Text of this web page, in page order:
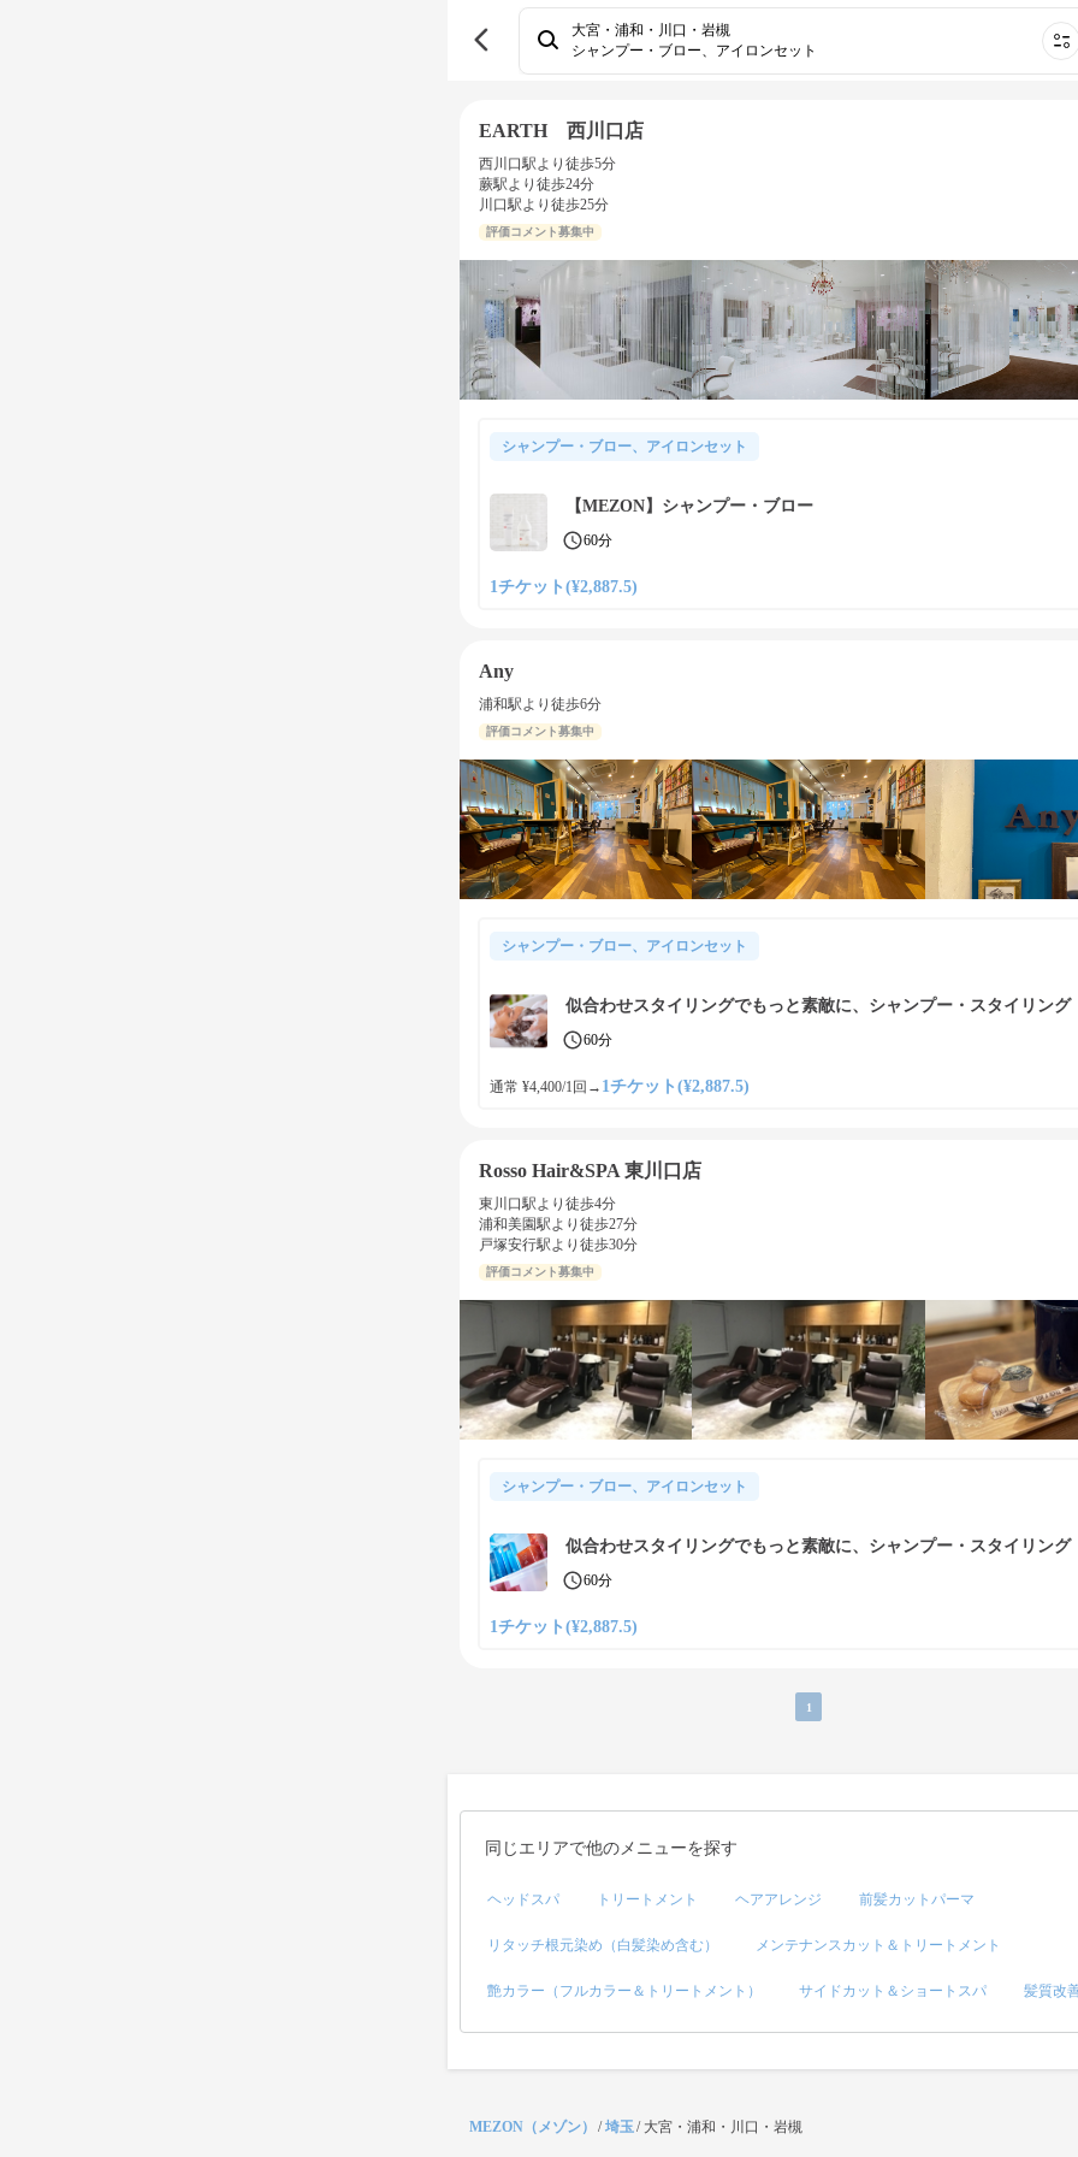
大宮・浦和・川口・岩槻
シャンプー・ブロー、アイロンセット
EARTH 西川口店
西川口駅より徒歩5分
蕨駅より徒歩24分
川口駅より徒歩25分
評価コメント募集中
シャンプー・ブロー、アイロンセット
【MEZON】シャンプー・ブロー
60分
1チケット(¥2,887.5)
Any
浦和駅より徒歩6分
評価コメント募集中
シャンプー・ブロー、アイロンセット
似合わせスタイリングでもっと素敵に、シャンプー・スタイリング
60分
通常 ¥4,400/1回 → 1チケット(¥2,887.5)
Rosso Hair&SPA 東川口店
東川口駅より徒歩4分
浦和美園駅より徒歩27分
戸塚安行駅より徒歩30分
評価コメント募集中
シャンプー・ブロー、アイロンセット
似合わせスタイリングでもっと素敵に、シャンプー・スタイリング
60分
1チケット(¥2,887.5)
1
同じエリアで他のメニューを探す
ヘッドスパ トリートメント ヘアアレンジ 前髪カットパーマ
リタッチ根元染め（白髪染め含む） メンテナンスカット＆トリートメント
艶カラー（フルカラー＆トリートメント） サイドカット＆ショートスパ 髪質改
MEZON（メゾン） /埼玉/ 大宮・浦和・川口・岩槻